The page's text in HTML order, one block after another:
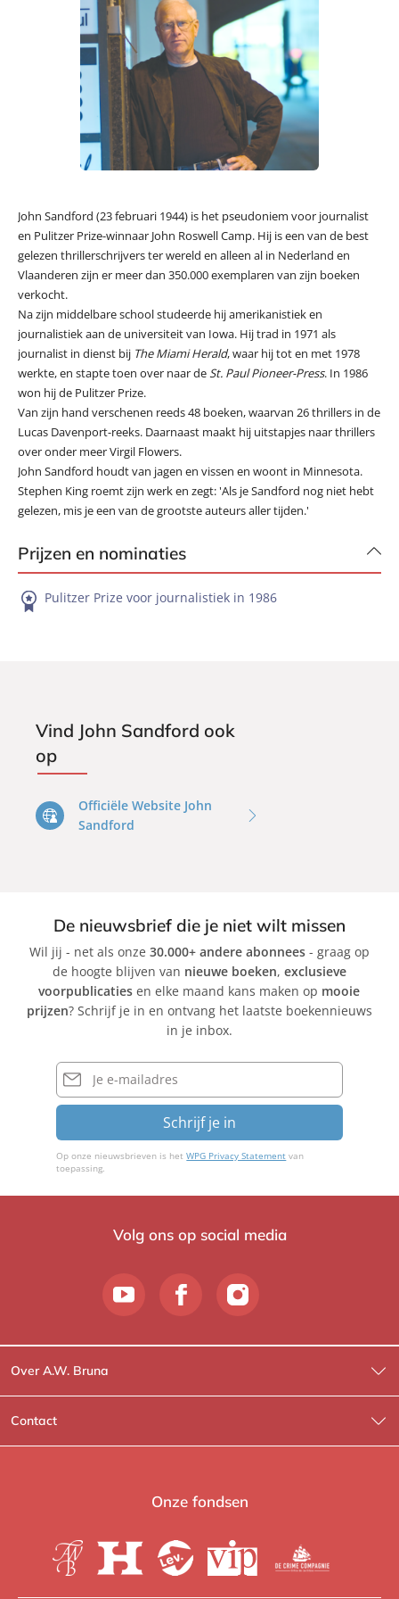
John Sandford (23 februari 1944) is het pseudoniem voor journalist
en Pulitzer Prize-winnaar John Roswell Camp. Hij is een van de best
gelezen thrillerschrijvers ter wereld en alleen al in Nederland en
Vlaanderen zijn er meer dan 350.000 exemplaren van zijn boeken
verkocht.
Na zijn middelbare school studeerde hij amerikanistiek en
journalistiek aan de universiteit van Iowa. Hij trad in 1971 als
journalist in dienst bij The Miami Herald, waar hij tot en met 1978
werkte, en stapte toen over naar deSt. Paul Pioneer-Press. In 1986
won hij de Pulitzer Prize.
Van zijn hand verschenen reeds 48 boeken, waarvan 26 thrillers in de
Lucas Davenport-reeks. Daarnaast maakt hij uitstapjes naar thrillers
over onder meer Virgil Flowers.
John Sandford houdt van jagen en vissen en woont in Minnesota.
Stephen King roemt zijn werk en zegt: 'Als je Sandford nog niet hebt
gelezen, mis je een van de grootste auteurs aller tijden.'
Prijzen en nominaties
Pulitzer Prize voor journalistiek in 1986
Vind John Sandford ook
op
Officiële Website John
Sandford
De nieuwsbrief die je niet wilt missen
Wil jij - net als onze 30.000+ andere abonnees- graag op
de hoogte blijven van nieuwe boeken, exclusieve
voorpublicaties en elke maand kans maken op mooie
prijzen? Schrijf je in en ontvang het laatste boekennieuws
in je inbox.
E-
mailadres
Schrijf je in
Op onze nieuwsbrieven is hetWPG Privacy Statement van
toepassing.
Volg ons op social media
Over A.W. Bruna
Wat wij doen
Wie is Wie?
Heartbeat
Contact
Contactinformatie
Voor de boekhandels
Onze fondsen